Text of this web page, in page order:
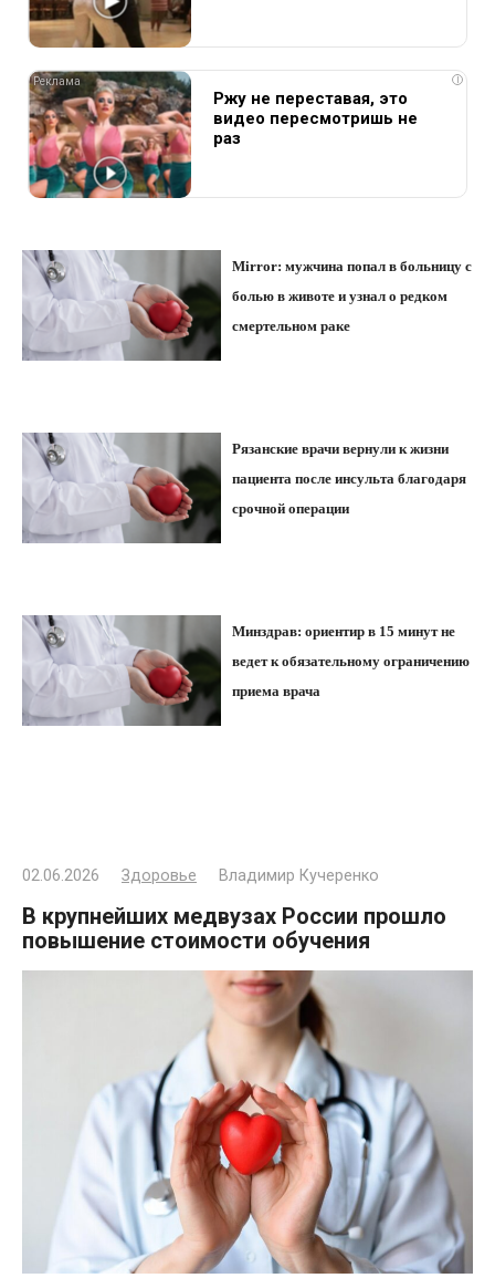
i
Ржу не переставая, это
видео пересмотришь не
раз
Mirror: мужчина попал в больницу с
болью в животе и узнал о редком
смертельном раке
Рязанские врачи вернули к жизни
пациента после инсульта благодаря
срочной операции
Минздрав: ориентир в 15 минут не
ведет к обязательному ограничению
приема врача
02.06.2026 Здоровье Владимир Кучеренко
В крупнейших медвузах России прошло
повышение стоимости обучения